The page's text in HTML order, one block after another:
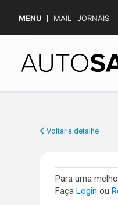
MENU MAIL JORNAIS
Voltar a detalhe
Para uma
Faça Login ou